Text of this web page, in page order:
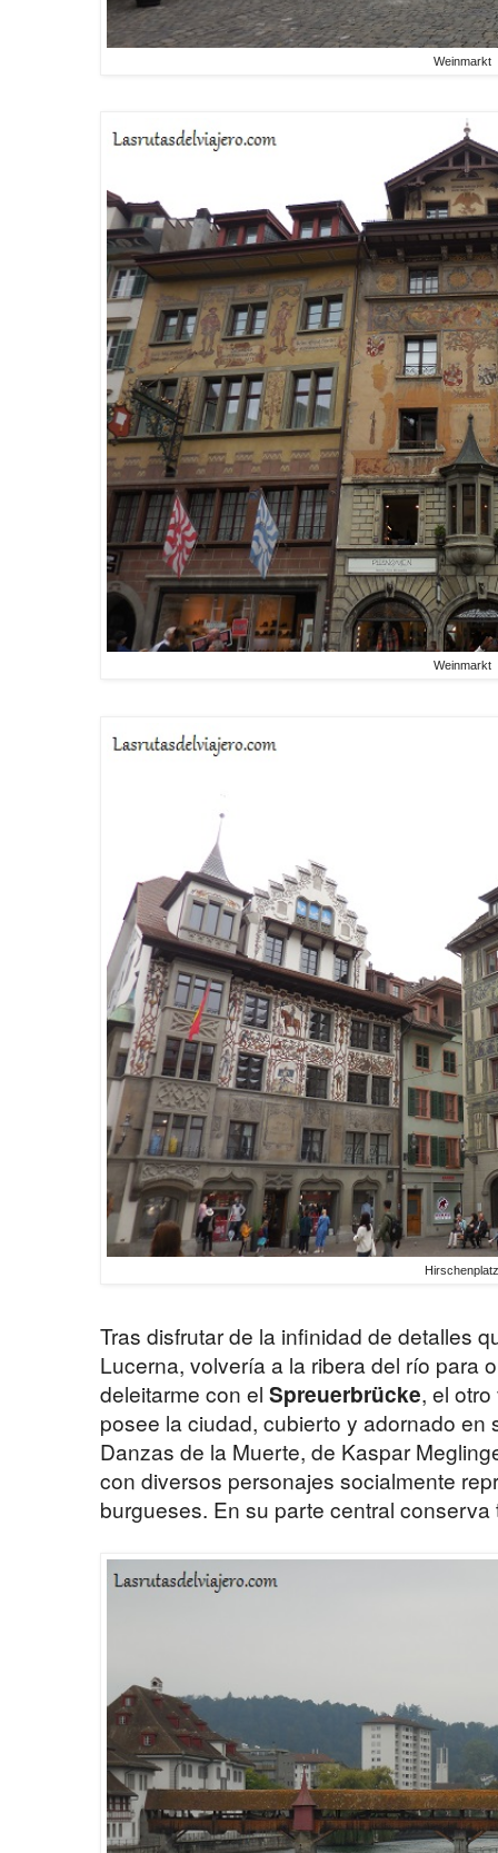
Weinmarkt
Weinmarkt
Tras disfrutar de la infinidad de detalles
Lucerna, volvería a la ribera del río para
deleitarme con el Spreuerbrücke, el
posee la ciudad, cubierto y adornado en
Danzas de la Muerte, de Kaspar
con diversos personajes socialmente
burgueses. En su parte central